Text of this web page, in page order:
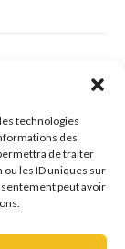
technologies
des
de traiter
les ID uniques sur
peut avoir